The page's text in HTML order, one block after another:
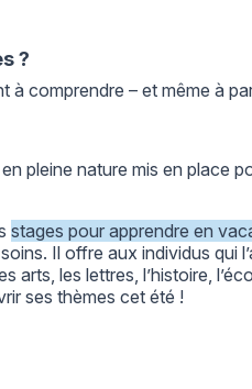
?
comprendre – et même à
pleine nature mis en place
stages pour apprendre en
Il offre aux individus
arts, les lettres, l’histoire,
ses thèmes cet été !